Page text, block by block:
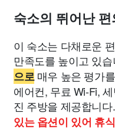
숙소의 뛰어난 편
이 숙소는 다채로운
만족도를 높이고 있
으로매우 높은 평가
에어컨, 무료 Wi-Fi,
진 주방을 제공합니다.
있는 옵션이 있어 휴